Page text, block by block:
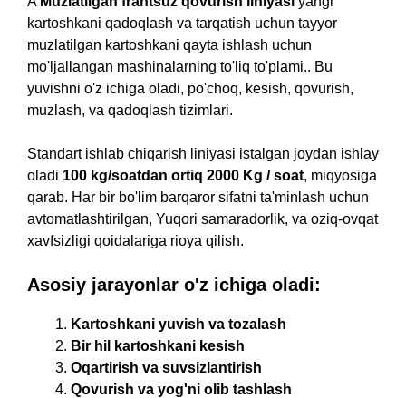
kartoshkani qadoqlash va tarqatish uchun tayyor
muzlatilgan kartoshkani qayta ishlash uchun
mo'ljallangan mashinalarning to'liq to'plami.. Bu
yuvishni o'z ichiga oladi, po'choq, kesish, qovurish,
muzlash, va qadoqlash tizimlari.
Standart ishlab chiqarish liniyasi istalgan joydan ishlay
oladi 100 kg/soatdan ortiq 2000 Kg / soat, miqyosiga
qarab. Har bir bo'lim barqaror sifatni ta'minlash uchun
avtomatlashtirilgan, Yuqori samaradorlik, va oziq-ovqat
xavfsizligi qoidalariga rioya qilish.
Asosiy jarayonlar o'z ichiga oladi:
Kartoshkani yuvish va tozalash
Bir hil kartoshkani kesish
Oqartirish va suvsizlantirish
Qovurish va yog'ni olib tashlash